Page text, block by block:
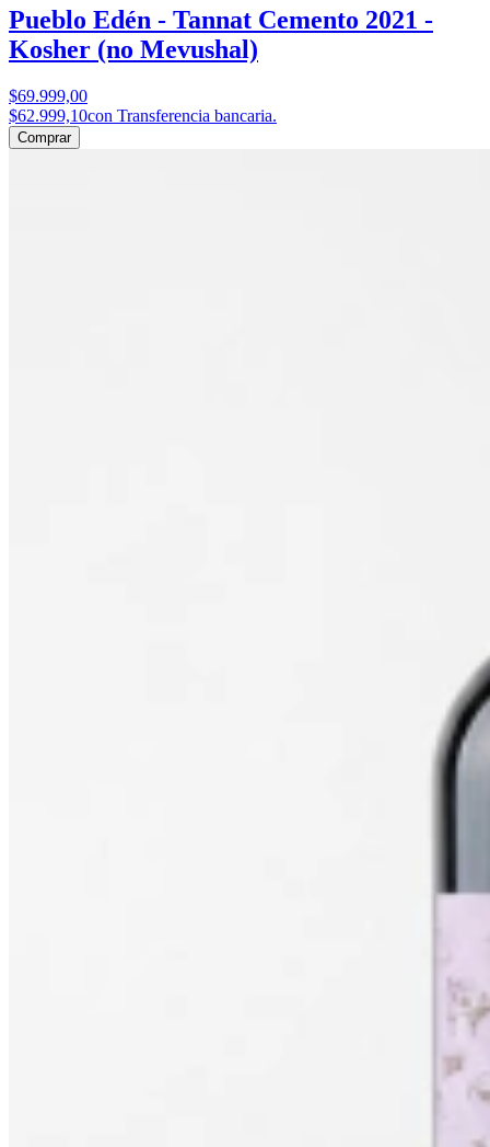
Pueblo Edén - Tannat Cemento 2021 -
Kosher (no Mevushal)
$69.999,00
$62.999,10con Transferencia bancaria.
Comprar